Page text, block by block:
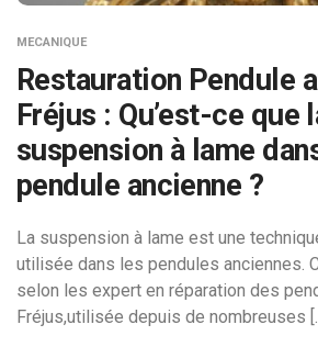
MECANIQUE
Restauration Pendule
Fréjus : Qu’est-ce que
suspension à lame
pendule ancienne ?
La suspension à lame est une
utilisée dans les pendules anciennes.
selon les expert en réparation des
Fréjus,utilisée depuis de nombreuses